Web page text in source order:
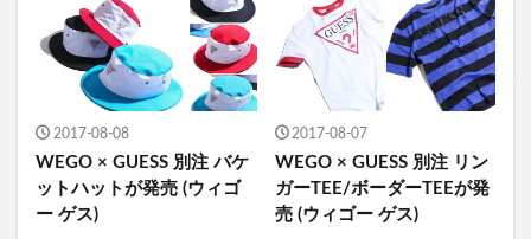
2017-08-08
WEGO × GUESS 別注 バケ
ットハットが発売 (ウィゴ
ー ゲス)
2017-08-07
WEGO × GUESS 別注 リン
ガーTEE/ボーダーTEEが発
売 (ウィゴー ゲス)